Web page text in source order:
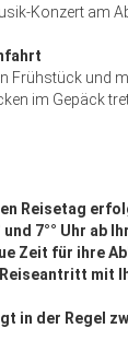
Konzert am
Frühstück und
im Gepäck
Reisetag
und 7°° Uhr ab
Zeit für ihre
Reiseantritt mit
in der Regel